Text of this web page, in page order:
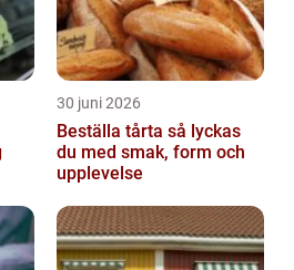
30 juni 2026
Beställa tårta så lyckas
du med smak, form och
upplevelse